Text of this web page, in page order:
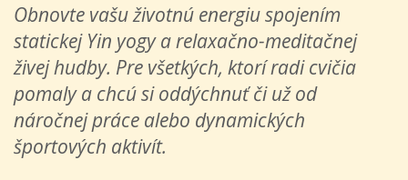
Obnovte vašu životnú energiu spojením
statickej Yin yogy a relaxačno-meditačnej
živej hudby. Pre všetkých, ktorí radi cvičia
pomaly a chcú si oddýchnuť či už od
náročnej práce alebo dynamických
športových aktivít.